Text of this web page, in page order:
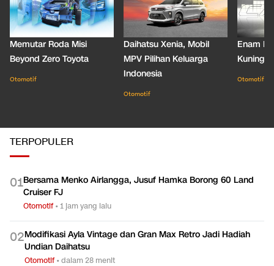
Memutar Roda Misi
Beyond Zero Toyota
Otomotif
Daihatsu Xenia, Mobil
MPV Pilihan Keluarga
Indonesia
Otomotif
Enam
Kuning
Otomotif
TERPOPULER
01Bersama Menko Airlangga, Jusuf Hamka Borong 60 Land
Cruiser FJ
Otomotif•1 jam yang lalu
02Modifikasi Ayla Vintage dan Gran Max Retro Jadi Hadiah
Undian Daihatsu
Otomotif•dalam 28 menit